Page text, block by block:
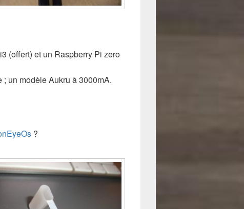
(offert) et un Raspberry Pi zero
; un modèle Aukru à 3000mA.
?